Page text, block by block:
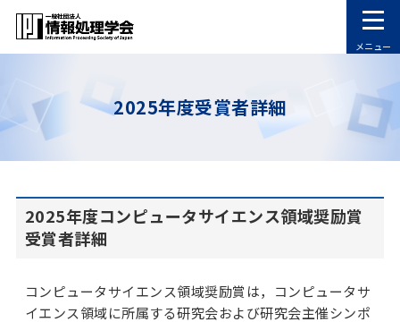
メニュー
2025年度受賞者詳細
2025年度コンピュータサイエンス領域奨励賞
受賞者詳細
コンピュータサイエンス領域奨励賞は，コンピュータサ
イエンス領域に所属する研究会および研究会主催シンポ